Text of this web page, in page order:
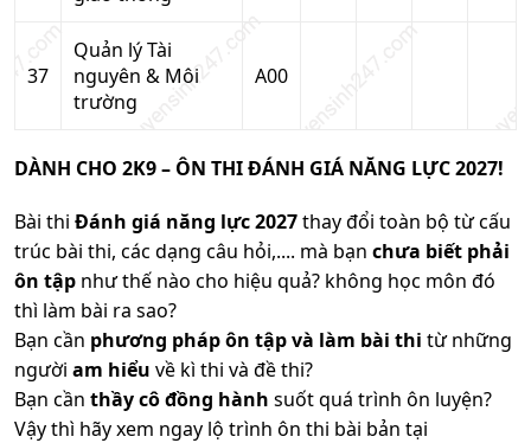
37
Quản lý Tài
nguyên & Môi
trường
A00
DÀNH CHO 2K9 – ÔN THI ĐÁNH GIÁ NĂNG LỰC 2027!
Bài thi Đánh giá năng lực 2027thay đổi toàn bộ từ cấu
trúc bài thi, các dạng câu hỏi,.... mà bạn chưa biết phải
ôn tập như thế nào cho hiệu quả? không học môn đó
thì làm bài ra sao?
Bạn cần phương pháp ôn tập và làm bài thi từ những
người am hiểu về kì thi và đề thi?
Bạn cần thầy cô đồng hành suốt quá trình ôn luyện?
Vậy thì hãy xem ngay lộ trình ôn thi bài bản tại